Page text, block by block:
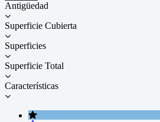
Antigüedad
Superficie Cubierta
Superficies
Superficie Total
Características